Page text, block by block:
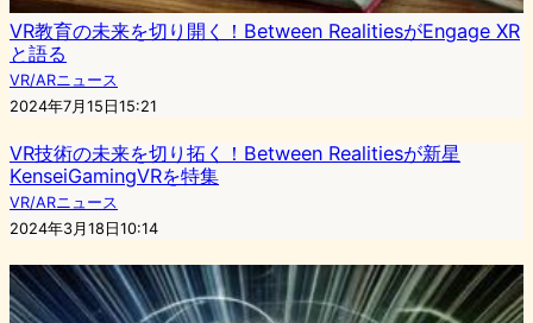
VR教育の未来を切り開く！Between RealitiesがEngage XR
と語る
VR/ARニュース
2024年7月15日15:21
VR技術の未来を切り拓く！Between Realitiesが新星
KenseiGamingVRを特集
VR/ARニュース
2024年3月18日10:14